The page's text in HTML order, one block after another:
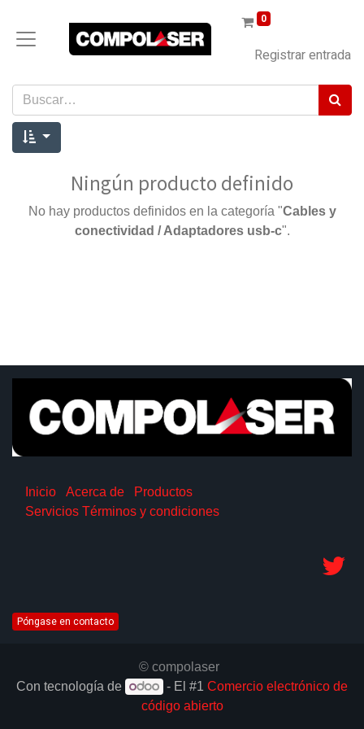
0
Registrar entrada
Ningún producto definido
No hay productos definidos en la categoría "Cables y
conectividad / Adaptadores usb-c".
Inicio Acerca de
Productos
Servicios Términos y condiciones
Póngase en contacto
© compolaser
Con tecnología de
- El #1 Comercio electrónico de
código abierto